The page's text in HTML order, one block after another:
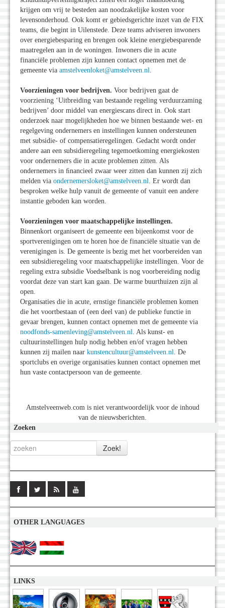
krijgen om vrij te besteden aan noodzakelijke kosten voor
levensonderhoud. Ook komt er gebiedsgerichte inzet van de FIX
teams, die begint in Uilenstede. Deze teams adviseren inwoners
over energiebesparing en brengen ook kleine energiebesparende
maatregelen aan in de woningen. Inwoners die in acute
financiële problemen zijn kunnen contact opnemen met de
gemeente via amstelveenloket@amstelveen.nl.
Voorzieningen voor bedrijven. Voor bedrijven gaat de
voorziening ‘Uitbreiding van bestaande regeling verduurzaming
bedrijven’ door middel van energiescans direct in. Ook start
onderzoek naar mogelijkheden hoe we binnen bestaande wet- en
regelgeving ondernemers en instellingen kunnen ondersteunen
met subsidie- of compensatieregelingen. Gedacht wordt onder
andere aan een subsidieregeling tegemoetkoming energiekosten
voor ondernemers die in acute problemen zitten. Als
ondernemers in ﬁnancieel zwaar weer zitten dan kunnen zij zich
melden via ondernemersloket@amstelveen.nl. Er wordt dan
besproken welke hulp vanuit de gemeente of vanuit een andere
instantie geboden kan worden.
Voorzieningen voor maatschappelijke instellingen.
Binnenkort organiseert de gemeente een bijeenkomst voor de
sportverenigingen om te horen hoe de financiële situatie van de
verenigingen is. De gemeente is bezig met het voorbereiden van
een subsidieregeling voor maatschappelijke instellingen. Voor de
regeling extra subsidie Voedselbank is nog voorbereiding nodig
voordat deze van start kan gaan. De warme buurthuizen zijn al
open.
Organisaties die in acute, ernstige financiële problemen komen
die het voortbestaan of (een deel van) de publieke functie in
gevaar brengen, kunnen contact opnemen met de gemeente via
noodfonds-samenleving@amstelveen.nl. Als kunst- en
cultuurinstellingen hulp nodig hebben en/of vragen hebben
kunnen zij mailen naar kunstencultuur@amstelveen.nl. De
sportclubs en overige organisaties kunnen contact opnemen met
hun vaste contactpersoon van de gemeente.
Amstelveenweb.com is niet verantwoordelijk voor de inhoud
van de nieuwsberichten.
Zoeken
OTHER LANGUAGES
LINKS